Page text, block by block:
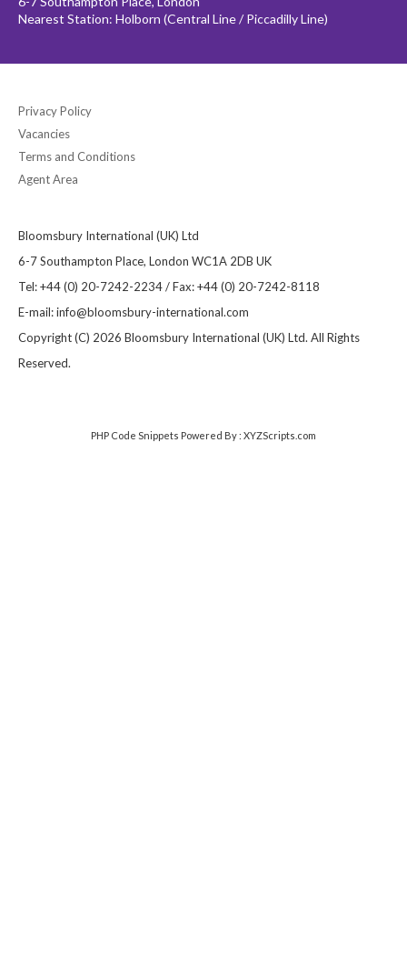
Nearest Station: Holborn (Central Line / Piccadilly Line)
Privacy Policy
Vacancies
Terms and Conditions
Agent Area
Bloomsbury International (UK) Ltd
6-7 Southampton Place, London WC1A 2DB UK
Tel: +44 (0) 20-7242-2234 / Fax: +44 (0) 20-7242-8118
E-mail:info@bloomsbury-international.com
Copyright (C) 2026 Bloomsbury International (UK) Ltd. All Rights
Reserved.
PHP Code Snippets Powered By : XYZScripts.com